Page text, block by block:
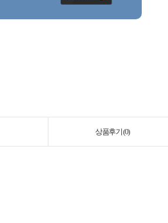
상품후기 (0)